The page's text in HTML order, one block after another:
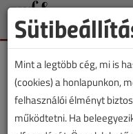
Mint a legtöbb cég, mi is
(cookies) a honlapunkon,
felhasználói élményt
működtetni. Ha